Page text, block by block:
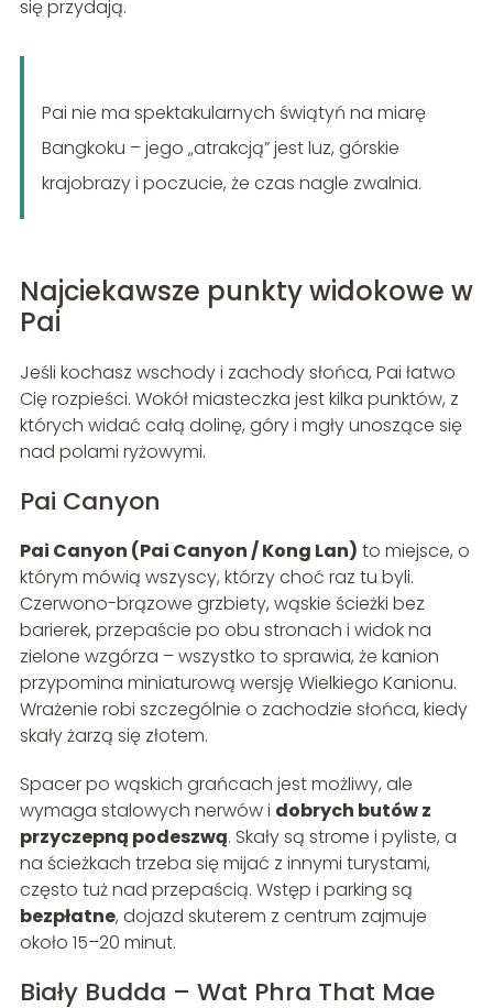
się przydają.
Pai nie ma spektakularnych świątyń na miarę
Bangkoku – jego „atrakcją” jest luz, górskie
krajobrazy i poczucie, że czas nagle zwalnia.
Najciekawsze punkty widokowe w
Pai
Jeśli kochasz wschody i zachody słońca, Pai łatwo
Cię rozpieści. Wokół miasteczka jest kilka punktów, z
których widać całą dolinę, góry i mgły unoszące się
nad polami ryżowymi.
Pai Canyon
Pai Canyon (Pai Canyon / Kong Lan) to miejsce, o
którym mówią wszyscy, którzy choć raz tu byli.
Czerwono-brązowe grzbiety, wąskie ścieżki bez
barierek, przepaście po obu stronach i widok na
zielone wzgórza – wszystko to sprawia, że kanion
przypomina miniaturową wersję Wielkiego Kanionu.
Wrażenie robi szczególnie o zachodzie słońca, kiedy
skały żarzą się złotem.
Spacer po wąskich grańcach jest możliwy, ale
wymaga stalowych nerwów i dobrych butów z
przyczepną podeszwą. Skały są strome i pyliste, a
na ścieżkach trzeba się mijać z innymi turystami,
często tuż nad przepaścią. Wstęp i parking są
bezpłatne, dojazd skuterem z centrum zajmuje
około 15–20 minut.
Biały Budda – Wat Phra That Mae